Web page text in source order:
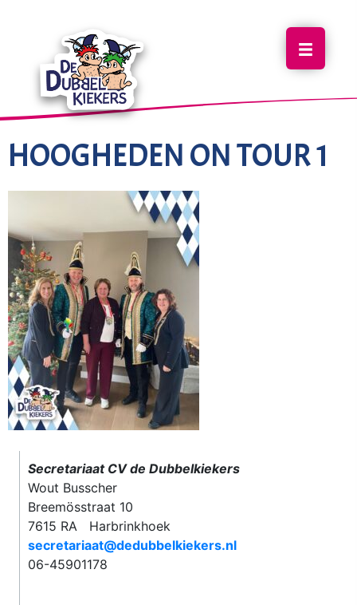
HOOGHEDEN ON TOUR 1
Secretariaat CV de Dubbelkiekers
Wout Busscher
Breemösstraat 10
7615 RA Harbrinkhoek
secretariaat@dedubbelkiekers.nl
06-45901178